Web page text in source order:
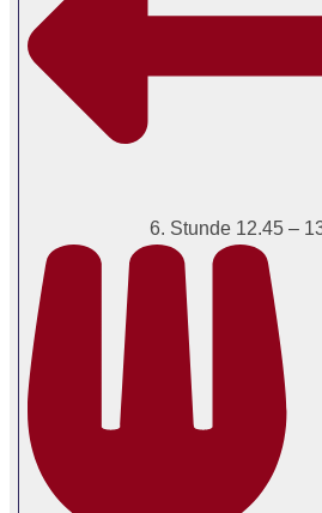
6. Stunde 12.45 –